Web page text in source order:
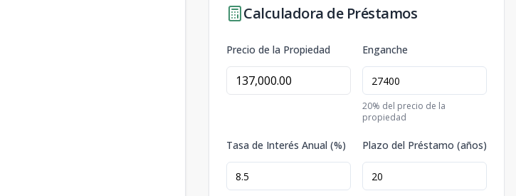
Calculadora de Préstamos
Precio de la Propiedad Enganche
20% del precio de la
propiedad
Tasa de Interés Anual (%) Plazo del Préstamo (años)